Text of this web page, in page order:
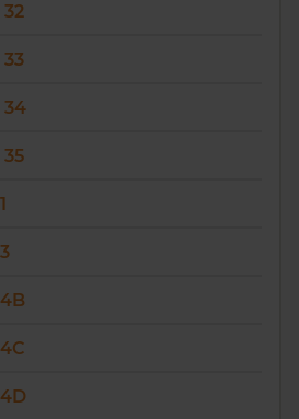
32
33
34
35